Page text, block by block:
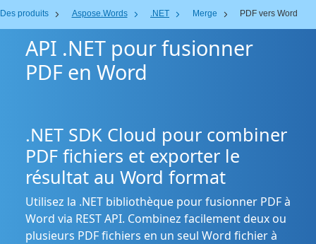
Des produits Aspose.Words .NET Merge PDF vers Word
API .NET pour fusionner
PDF en Word
.NET SDK Cloud pour combiner
PDF fichiers et exporter le
résultat au Word format
Utilisez la .NET bibliothèque pour fusionner PDF à
Word via REST API. Combinez facilement deux ou
plusieurs PDF fichiers en un seul Word fichier à